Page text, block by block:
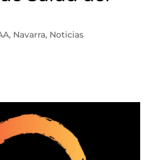
, Navarra, Noticias